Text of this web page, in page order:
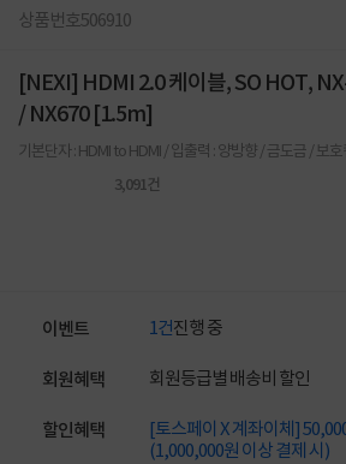
상품번호506910
[NEXI] HDMI 2.0 케이블, SO HOT,
/ NX670 [1.5m]
기본단자 : HDMI to HDMI / 입출력 : 양방향 / 금도금 / 보호
3,091건
이벤트 1건진행 중
회원혜택 회원등급별 배송비 할인
할인혜택
[토스페이 X 계좌이체]
(1,000,000원 이상 결제 시)